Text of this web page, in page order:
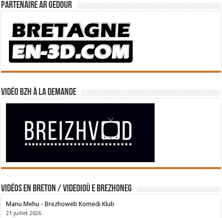
Partenaire Ar Gedour
Vidéo BZH à la demande
Vidéos en breton / Videoioù e brezhoneg
Manu Mehu - Brezhoweb Komedi Klub
21 juillet 2026